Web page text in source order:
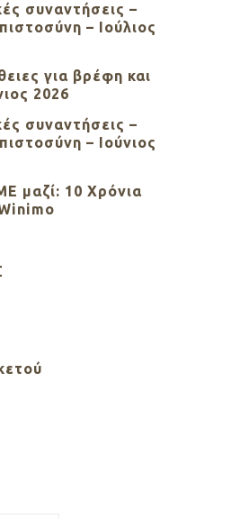
συναντήσεις –
– Ιούλιος
για βρέφη και
2026
συναντήσεις –
– Ιούνιος
μαζί: 10 Χρόνια